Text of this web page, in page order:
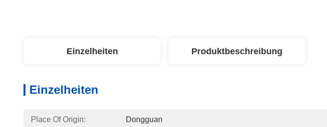
Einzelheiten Produktbeschreibung
Einzelheiten
Place Of Origin: Dongguan